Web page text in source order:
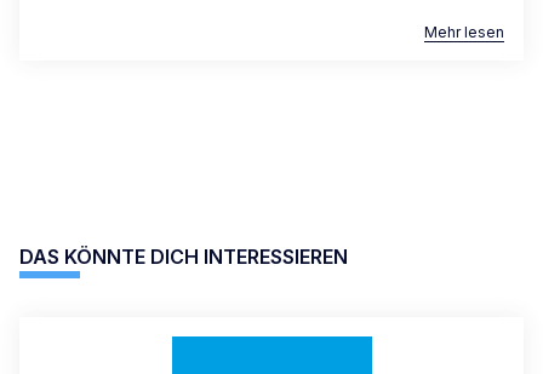
Mehr lesen
DAS KÖNNTE DICH INTERESSIEREN